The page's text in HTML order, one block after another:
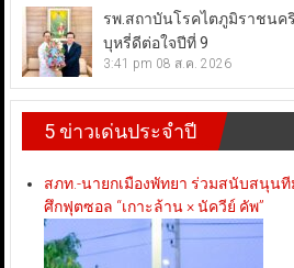
รพ.สถาบันโรคไตภูมิราชนค
บุหรี่ดีต่อใจปีที่ 9
3:41 pm 08 ส.ค. 2026
5 ข่าวเด่นประจำปี
สภท.-นายกเมืองพัทยา ร่วมสนับสนุนที
ศึกฟุตซอล “เกาะล้าน × นัควีย์ คัพ”